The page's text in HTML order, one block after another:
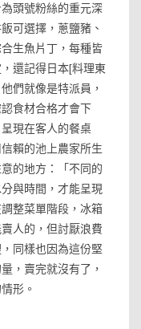
頭號粉絲的重元深
可選擇，蔥鹽豬、
生魚片丁，每種皆
還記得日本[料理東
們就像是特派員，
食材合格才會下
現在客人的餐桌
賴的池上農家所生
的地方：「不同的
與時間，才能呈現
整菜單階段，冰箱
人的，但討厭浪費
同樣也因為這份堅
，賣完就沒有了，
形。